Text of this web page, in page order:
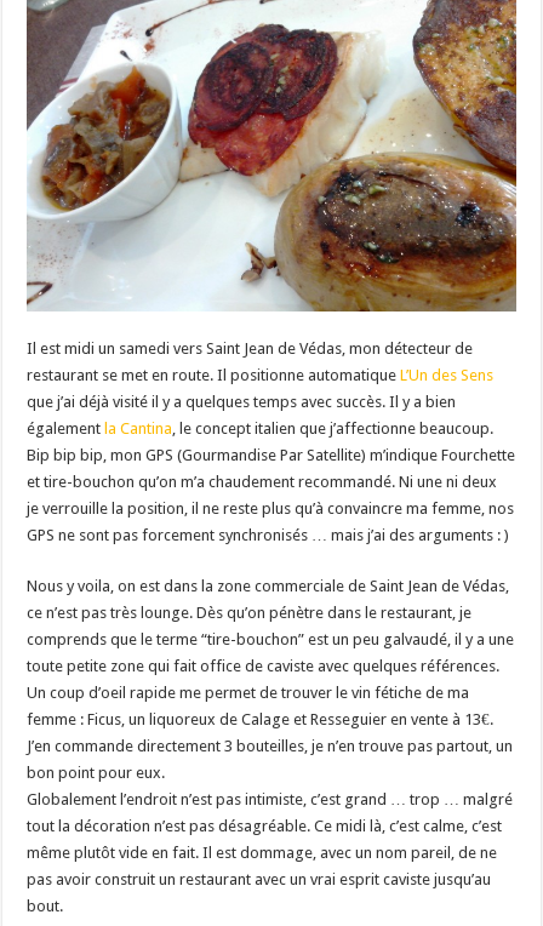
Il est midi un samedi vers Saint Jean de Védas, mon détecteur de
restaurant se met en route. Il positionne automatiqueL’Un des Sens
que j’ai déjà visité il y a quelques temps avec succès. Il y a bien
égalementla Cantina , le concept italien que j’affectionne beaucoup.
Bip bip bip, mon GPS (Gourmandise Par Satellite) m’indique Fourchette
et tire-bouchon qu’on m’a chaudement recommandé. Ni une ni deux
je verrouille la position, il ne reste plus qu’à convaincre ma femme, nos
GPS ne sont pas forcement synchronisés … mais j’ai des arguments : )
Nous y voila, on est dans la zone commerciale de Saint Jean de Védas,
ce n’est pas très lounge. Dès qu’on pénètre dans le restaurant, je
comprends que le terme “tire-bouchon” est un peu galvaudé, il y a une
toute petite zone qui fait office de caviste avec quelques références.
Un coup d’oeil rapide me permet de trouver le vin fétiche de ma
femme : Ficus, un liquoreux de Calage et Resseguier en vente à 13€.
J’en commande directement 3 bouteilles, je n’en trouve pas partout, un
bon point pour eux.
Globalement l’endroit n’est pas intimiste, c’est grand … trop … malgré
tout la décoration n’est pas désagréable. Ce midi là, c’est calme, c’est
même plutôt vide en fait. Il est dommage, avec un nom pareil, de ne
pas avoir construit un restaurant avec un vrai esprit caviste jusqu’au
bout.